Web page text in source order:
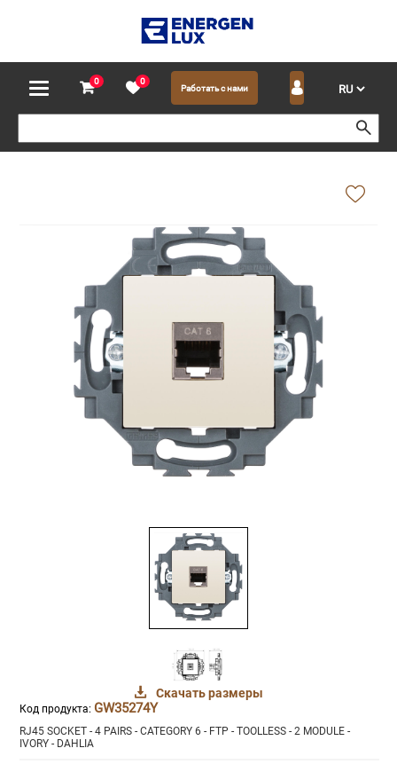
0 0
Работать с нами
Скачать размеры
Код продукта: GW35274Y
RJ45 SOCKET - 4 PAIRS - CATEGORY 6 - FTP - TOOLLESS - 2 MODULE -
IVORY - DAHLIA